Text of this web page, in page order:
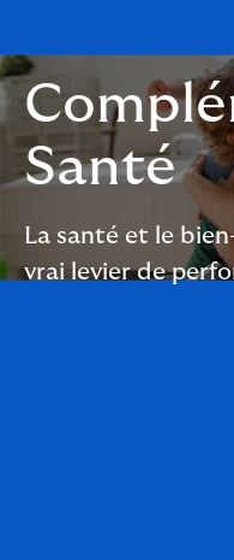
Santé
La santé et le
vrai levier de